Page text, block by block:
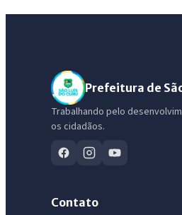
Prefeitura de
Trabalhando pelo
os cidadãos.
Contato